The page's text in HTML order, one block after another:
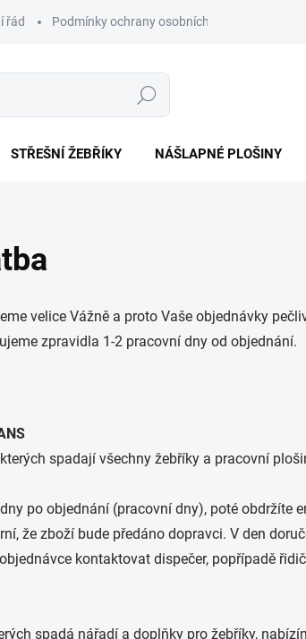
řád Podmínky ochrany osobních údajů
Hledat
STŘEŠNÍ ŽEBŘÍKY NÁŠLAPNÉ PLOŠINY
velice Vážně a proto Vaše objednávky
zpravidla 1-2 pracovní dny od objednání.
spadají všechny žebříky a pracovní
po objednání (pracovní dny), poté obdržíte
že zboží bude předáno dopravci. V den
kontaktovat dispečer, popřípadě
spadá nářadí a doplňky pro žebříky,